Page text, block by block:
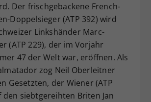
Der frischgebackene French-
Doppelsieger (ATP 392) wird
Linkshänder Marc-
(ATP 229), der im Vorjahr
47 der Welt war, eröffnen. Als
zog Neil Oberleitner
Gesetzten, der Wiener (ATP
siebtgereihten Briten Jan